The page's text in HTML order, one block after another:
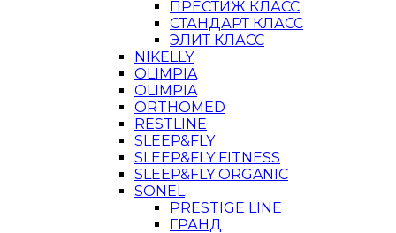
ПРЕСТИЖ КЛАСС
СТАНДАРТ КЛАСС
ЭЛИТ КЛАСС
NIKELLY
OLIMPIA
OLIMPIA
ORTHOMED
RESTLINE
SLEEP&FLY
SLEEP&FLY FITNESS
SLEEP&FLY ORGANIC
SONEL
PRESTIGE LINE
ГРАНД